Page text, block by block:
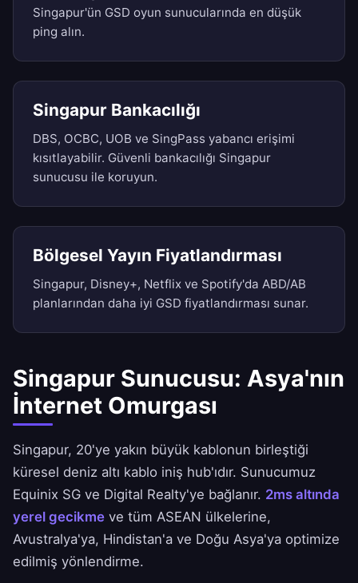
Singapur'ün GSD oyun sunucularında en düşük
ping alın.
Singapur Bankacılığı
DBS, OCBC, UOB ve SingPass yabancı erişimi
kısıtlayabilir. Güvenli bankacılığı Singapur
sunucusu ile koruyun.
Bölgesel Yayın Fiyatlandırması
Singapur, Disney+, Netflix ve Spotify'da ABD/AB
planlarından daha iyi GSD fiyatlandırması sunar.
Singapur Sunucusu: Asya'nın
İnternet Omurgası
Singapur, 20'ye yakın büyük kablonun birleştiği
küresel deniz altı kablo iniş hub'ıdır. Sunucumuz
Equinix SG ve Digital Realty'ye bağlanır. 2ms altında
yerel gecikme ve tüm ASEAN ülkelerine,
Avustralya'ya, Hindistan'a ve Doğu Asya'ya optimize
edilmiş yönlendirme.